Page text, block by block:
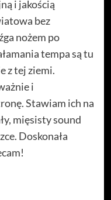
i jakością
bez
nożem po
tempa są tu
z tej ziemi.
i
Stawiam ich na
mięsisty sound
Doskonała